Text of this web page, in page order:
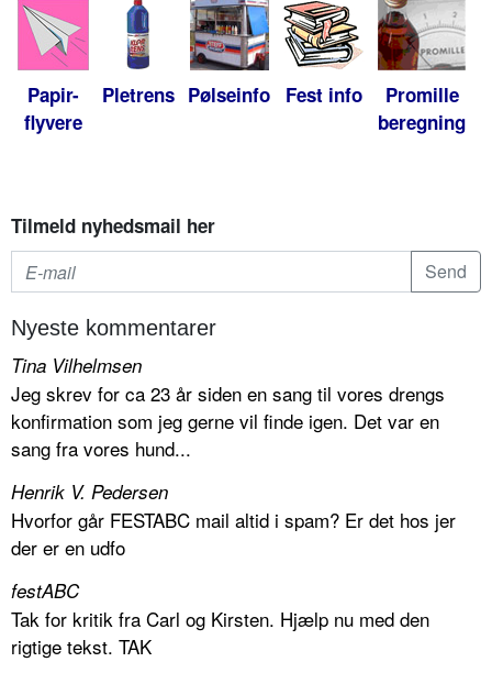
Papir-
flyvere
Pletrens Pølseinfo Fest info
Promille
beregning
Tilmeld nyhedsmail her
Nyeste kommentarer
Tina Vilhelmsen
Jeg skrev for ca 23 år siden en sang til vores drengs
konfirmation som jeg gerne vil finde igen. Det var en
sang fra vores hund...
Henrik V. Pedersen
Hvorfor går FESTABC mail altid i spam? Er det hos jer
der er en udfo
festABC
Tak for kritik fra Carl og Kirsten. Hjælp nu med den
rigtige tekst. TAK